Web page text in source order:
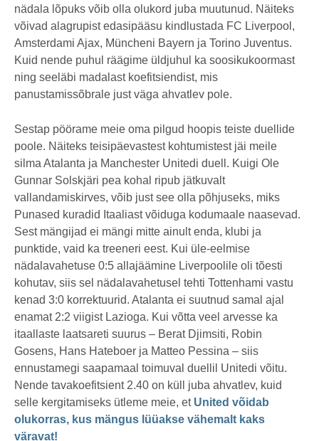
nädala lõpuks võib olla olukord juba muutunud. Näiteks
võivad alagrupist edasipääsu kindlustada FC Liverpool,
Amsterdami Ajax, Müncheni Bayern ja Torino Juventus.
Kuid nende puhul räägime üldjuhul ka soosikukoormast
ning seeläbi madalast koefitsiendist, mis
panustamissõbrale just väga ahvatlev pole.
Sestap pöörame meie oma pilgud hoopis teiste duellide
poole. Näiteks teisipäevastest kohtumistest jäi meile
silma Atalanta ja Manchester Unitedi duell. Kuigi Ole
Gunnar Solskjäri pea kohal ripub jätkuvalt
vallandamiskirves, võib just see olla põhjuseks, miks
Punased kuradid Itaaliast võiduga kodumaale naasevad.
Sest mängijad ei mängi mitte ainult enda, klubi ja
punktide, vaid ka treeneri eest. Kui üle-eelmise
nädalavahetuse 0:5 allajäämine Liverpoolile oli tõesti
kohutav, siis sel nädalavahetusel tehti Tottenhami vastu
kenad 3:0 korrektuurid. Atalanta ei suutnud samal ajal
enamat 2:2 viigist Lazioga. Kui võtta veel arvesse ka
itaallaste laatsareti suurus – Berat Djimsiti, Robin
Gosens, Hans Hateboer ja Matteo Pessina – siis
ennustamegi saapamaal toimuval duellil Unitedi võitu.
Nende tavakoefitsient 2.40 on küll juba ahvatlev, kuid
selle kergitamiseks ütleme meie, et United võidab
olukorras, kus mängus lüüakse vähemalt kaks
väravat!